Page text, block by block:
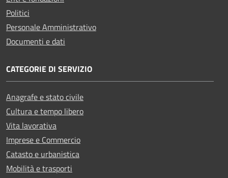
Politici
Personale Amministrativo
Documenti e dati
CATEGORIE DI SERVIZIO
Anagrafe e stato civile
Cultura e tempo libero
Vita lavorativa
Imprese e Commercio
Catasto e urbanistica
Mobilità e trasporti